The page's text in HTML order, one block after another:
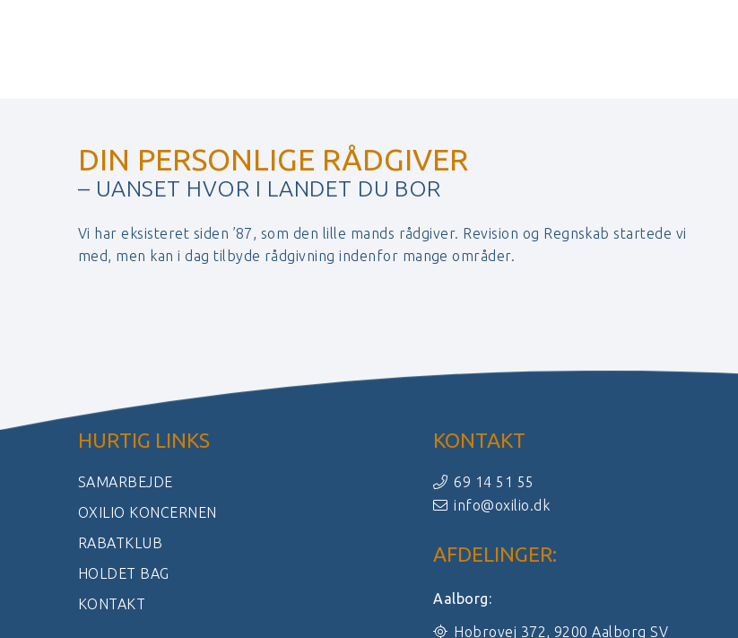
DIN PERSONLIGE RÅDGIVER
– UANSET HVOR I LANDET DU BOR
Vi har eksisteret siden ’87, som den lille mands rådgiver. Revision og Regnskab startede vi
med, men kan i dag tilbyde rådgivning indenfor mange områder.
HURTIG LINKS
SAMARBEJDE
OXILIO KONCERNEN
RABATKLUB
HOLDET BAG
KONTAKT
KONTAKT
69 14 51 55
info@oxilio.dk
AFDELINGER:
Aalborg:
Hobrovej 372, 9200 Aalborg SV